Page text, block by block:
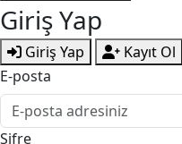
Giriş Yap
Giriş Yap
Kayıt Ol
E-posta
Şifre